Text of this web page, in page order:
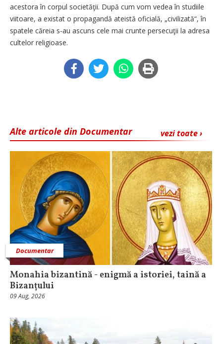
acestora în corpul societăţii. După cum vom vedea în studiile
viitoare, a existat o propagandă ateistă oficială, „civilizată“, în
spatele căreia s-au ascuns cele mai crunte persecuţii la adresa
cultelor religioase.
vezi toate ›
Alte articole din Documentar
Documentar
Monahia bizantină - enigmă a istoriei, taină a
Bizanțului
09 Aug, 2026